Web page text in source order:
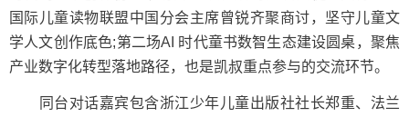
国际儿童读物联盟中国分会主席曾锐齐聚商讨，坚守儿童文
学人文创作底色;第二场AI 时代童书数智生态建设圆桌，聚焦
产业数字化转型落地路径，也是凯叔重点参与的交流环节。
同台对话嘉宾包含浙江少年儿童出版社社长郑重、法兰